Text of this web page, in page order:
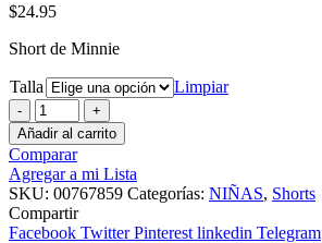
$24.95
Short de Minnie
Talla
Limpiar
Short
de
Minnie
cantidad
Añadir al carrito
Comparar
Agregar a mi Lista
SKU: 00767859 Categorías: NIÑAS, Shorts
Compartir
Facebook Twitter Pinterest linkedin Telegram